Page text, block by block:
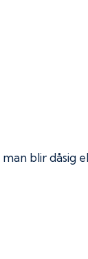
blir dåsig